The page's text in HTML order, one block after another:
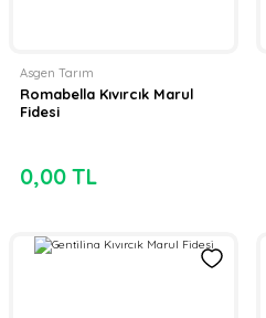
Asgen Tarım
Romabella Kıvırcık Marul
Fidesi
0,00 TL